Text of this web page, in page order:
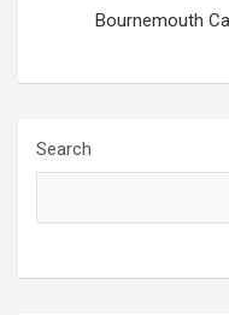
Bournemouth
Search